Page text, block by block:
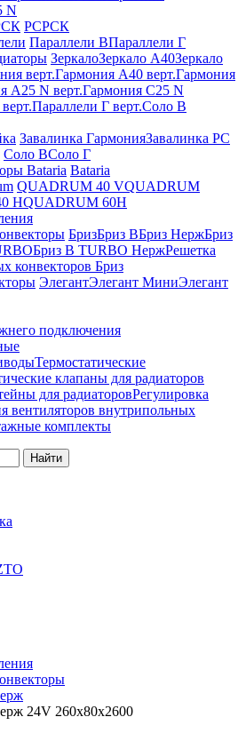
N
РСРСК
Параллели ВПараллели Г
ЗеркалоЗеркало А40Зеркало
верт.Гармония А40 верт.Гармония
А25 N верт.Гармония С25 N
Параллели Г верт.Соло В
Завалинка ГармонияЗавалинка РС
Соло ВСоло Г
Bataria Bataria
QUADRUM 40 VQUADRUM
HQUADRUM 60H
БризБриз ВБриз НержБриз
Бриз В TURBO НержРешетка
конвекторов Бриз
ЭлегантЭлегант МиниЭлегант
подключения
Термостатические
клапаны для радиаторов
для радиаторовРегулировка
вентиляторов внутрипольных
комплекты
Найти
24V 260х80х2600